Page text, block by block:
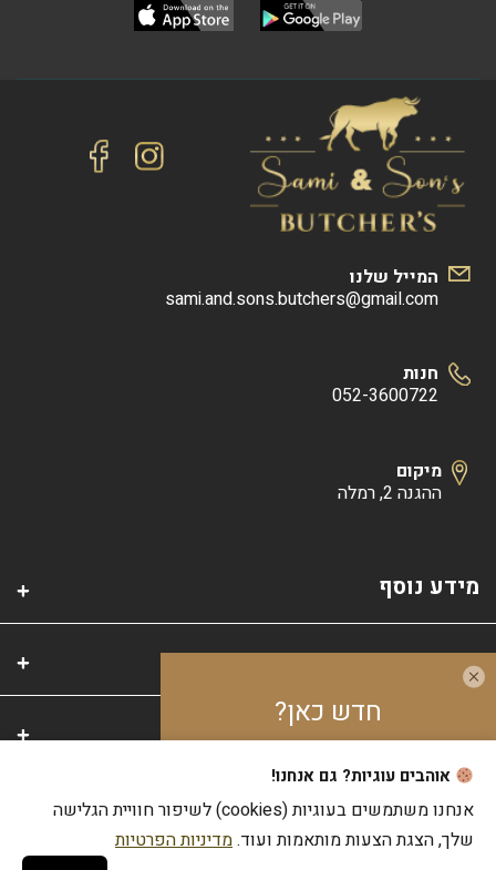
המייל שלנו
sami.and.sons.butchers@gmail.com
חנות
052-3600722
מיקום
ההגנה 2, רמלה
מידע נוסף
קטגוריות
© 2026 כל הזכויות שמורות לאטליז סמי ובניו
אוהבים עוגיות? גם אנחנו!
אנחנו משתמשים בעוגיות (cookies) לשיפור חוויית הגלישה
שלך, הצגת הצעות מותאמות ועוד.מדיניות הפרטיות
חדש כאן?
צבור10%בנקודותעל כל קנייה